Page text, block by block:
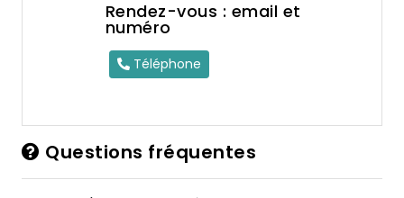
Rendez-vous : email et
numéro
Téléphone
Questions fréquentes